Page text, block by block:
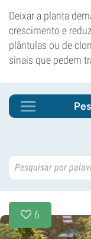
Deixar a planta
crescimento e
plântulas ou de
sinais que pedem
6